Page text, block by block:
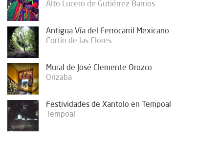
Alto Lucero de Gutiérrez Barrios
Antigua Vía del Ferrocarril Mexicano
Fortín de las Flores
Mural de José Clemente Orozco
Orizaba
Festividades de Xantolo en Tempoal
Tempoal